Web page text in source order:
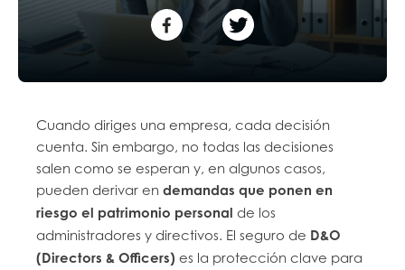
Cuando diriges una empresa, cada decisión
cuenta. Sin embargo, no todas las decisiones
salen como se esperan y, en algunos casos,
pueden derivar endemandas que ponen en
riesgo el patrimonio personal de los
administradores y directivos. El seguro de D&O
(Directors & Officers) es la protección clave para